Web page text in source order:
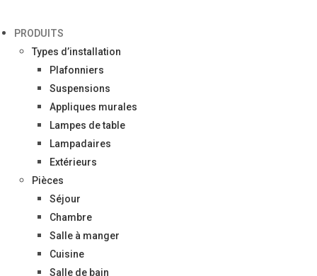
PRODUITS
Types d’installation
Plafonniers
Suspensions
Appliques murales
Lampes de table
Lampadaires
Extérieurs
Pièces
Séjour
Chambre
Salle à manger
Cuisine
Salle de bain